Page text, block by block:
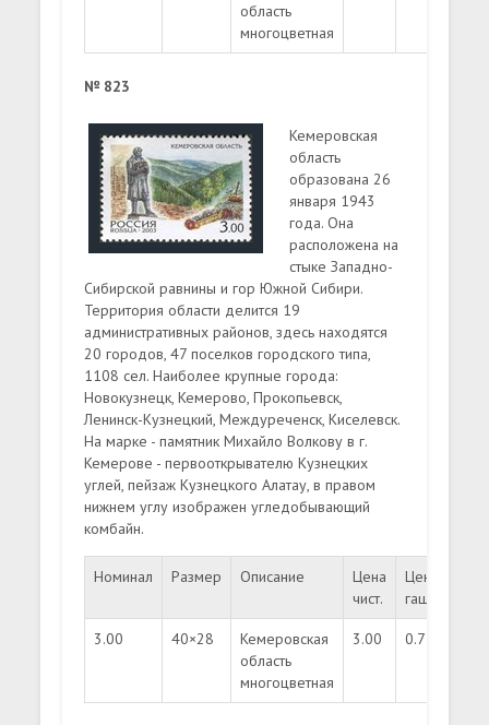
область
многоцветная
№ 823
Кемеровская
область
образована 26
января 1943
года. Она
расположена на
стыке Западно-
Сибирской равнины и гор Южной Сибири.
Территория области делится 19
административных районов, здесь находятся
20 городов, 47 поселков городского типа,
1108 сел. Наиболее крупные города:
Новокузнецк, Кемерово, Прокопьевск,
Ленинск-Кузнецкий, Междуреченск, Киселевск.
На марке - памятник Михайло Волкову в г.
Кемерове - первооткрывателю Кузнецких
углей, пейзаж Кузнецкого Алатау, в правом
нижнем углу изображен угледобывающий
комбайн.
Номинал Размер Описание
Цена
чист.
Цена
гаш.
3.00 40×28
Кемеровская
область
многоцветная
3.00 0.75